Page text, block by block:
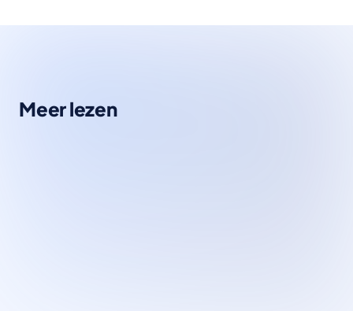
Meer lezen